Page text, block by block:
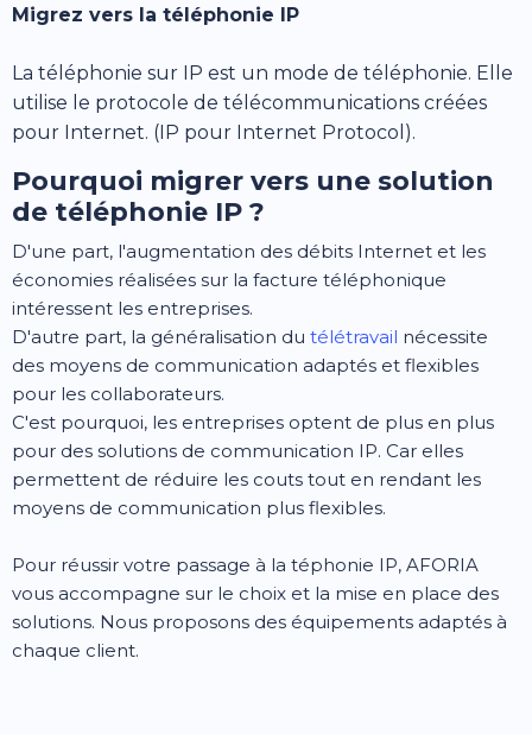
Migrez vers la téléphonie IP
La téléphonie sur IP est un mode de téléphonie. Elle
utilise le protocole de télécommunications créées
pour Internet. (IP pour Internet Protocol).
Pourquoi migrer vers une solution
de téléphonie IP ?
D'une part, l'augmentation des débits Internet et les
économies réalisées sur la facture téléphonique
intéressent les entreprises.
D'autre part, la généralisation du télétravail nécessite
des moyens de communication adaptés et flexibles
pour les collaborateurs.
C'est pourquoi, les entreprises optent de plus en plus
pour des solutions de communication IP. Car elles
permettent de réduire les couts tout en rendant les
moyens de communication plus flexibles.
Pour réussir votre passage à la téphonie IP, AFORIA
vous accompagne sur le choix et la mise en place des
solutions. Nous proposons des équipements adaptés à
chaque client.